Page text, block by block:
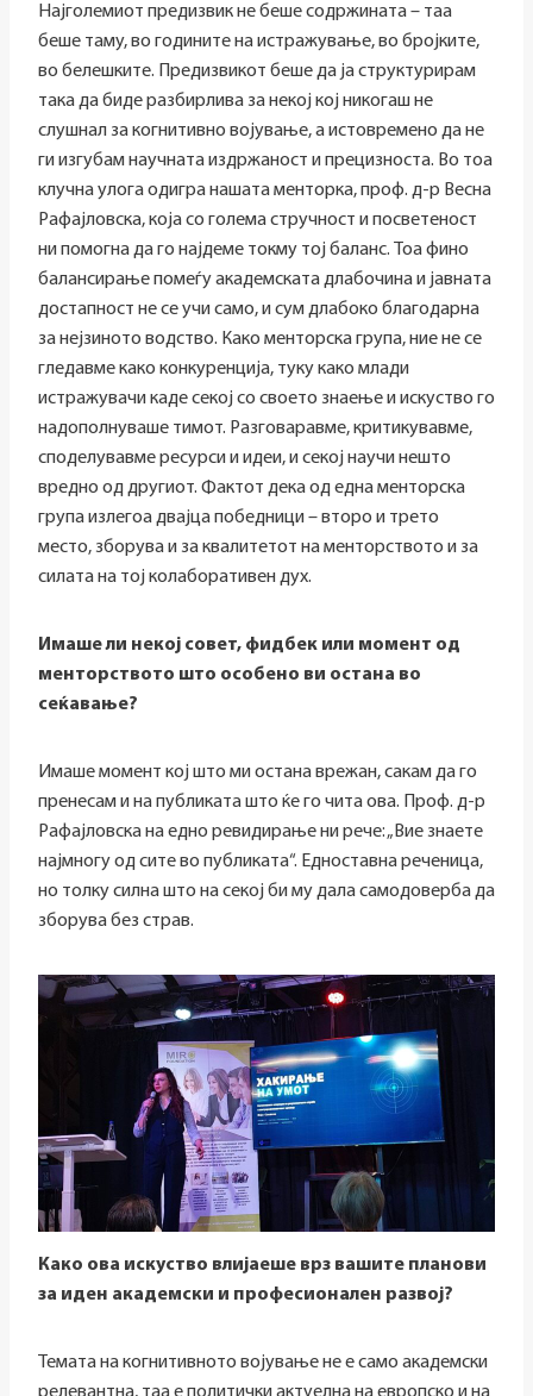
Најголемиот предизвик не беше содржината – таа
беше таму, во годините на истражување, во бројките,
во белешките. Предизвикот беше да ја структурирам
така да биде разбирлива за некој кој никогаш не
слушнал за когнитивно војување, а истовремено да не
ги изгубам научната издржаност и прецизноста. Во тоа
клучна улога одигра нашата менторка, проф. д-р Весна
Рафајловска, која со голема стручност и посветеност
ни помогна да го најдеме токму тој баланс. Тоа фино
балансирање помеѓу академската длабочина и јавната
достапност не се учи само, и сум длабоко благодарна
за нејзиното водство. Како менторска група, ние не се
гледавме како конкуренција, туку како млади
истражувачи каде секој со своето знаење и искуство го
надополнуваше тимот. Разговаравме, критикувавме,
споделувавме ресурси и идеи, и секој научи нешто
вредно од другиот. Фактот дека од една менторска
група излегоа двајца победници – второ и трето
место, зборува и за квалитетот на менторството и за
силата на тој колаборативен дух.
Имаше ли некој совет, фидбек или момент од
менторството што особено ви остана во
сеќавање?
Имаше момент кој што ми остана врежан, сакам да го
пренесам и на публиката што ќе го чита ова. Проф. д-р
Рафајловска на едно ревидирање ни рече: „Вие знаете
најмногу од сите во публиката“. Едноставна реченица,
но толку силна што на секој би му дала самодоверба да
зборува без страв.
Како ова искуство влијаеше врз вашите планови
за иден академски и професионален развој?
Темата на когнитивното војување не е само академски
релевантна, таа е политички актуелна на европско и на